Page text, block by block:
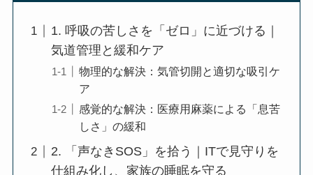
1. 呼吸の苦しさを「ゼロ」に近づける｜
気道管理と緩和ケア
物理的な解決：気管切開と適切な吸引ケ
ア
感覚的な解決：医療用麻薬による「息苦
しさ」の緩和
2. 「声なきSOS」を拾う｜ITで見守りを
仕組み化し、家族の睡眠を守る